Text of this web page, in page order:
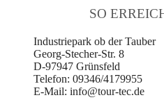
SO
Industriepark ob der Tauber
Georg-Stecher-Str. 8
D-97947 Grünsfeld
Telefon: 09346/4179955
E-Mail: info@tour-tec.de